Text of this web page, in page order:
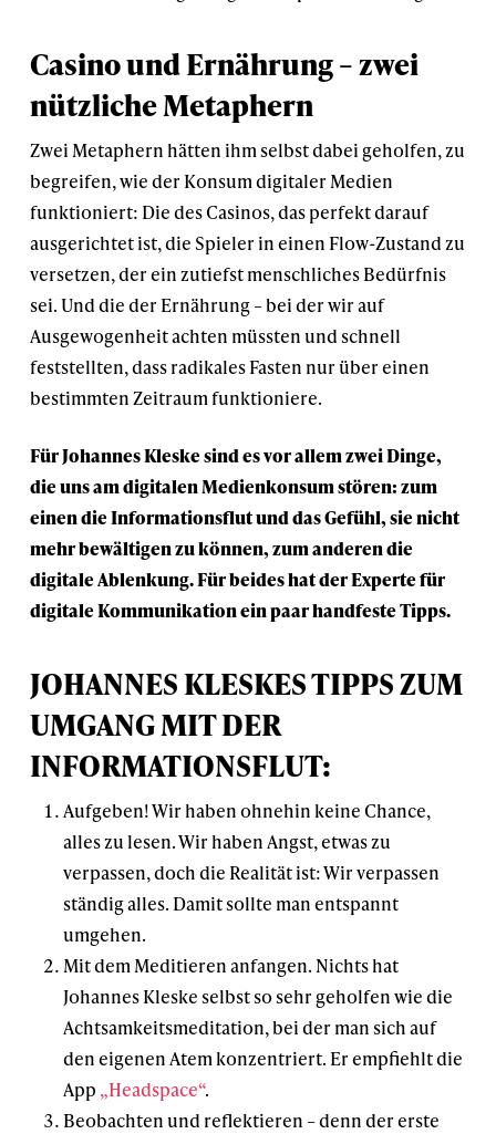
Casino und Ernährung – zwei
nützliche Metaphern
Zwei Metaphern hätten ihm selbst dabei geholfen, zu
begreifen, wie der Konsum digitaler Medien
funktioniert: Die des Casinos, das perfekt darauf
ausgerichtet ist, die Spieler in einen Flow-Zustand zu
versetzen, der ein zutiefst menschliches Bedürfnis
sei. Und die der Ernährung – bei der wir auf
Ausgewogenheit achten müssten und schnell
feststellten, dass radikales Fasten nur über einen
bestimmten Zeitraum funktioniere.
Für Johannes Kleske sind es vor allem zwei Dinge,
die uns am digitalen Medienkonsum stören: zum
einen die Informationsflut und das Gefühl, sie nicht
mehr bewältigen zu können, zum anderen die
digitale Ablenkung. Für beides hat der Experte für
digitale Kommunikation ein paar handfeste Tipps.
JOHANNES KLESKES TIPPS ZUM
UMGANG MIT DER
INFORMATIONSFLUT:
Aufgeben! Wir haben ohnehin keine Chance,
alles zu lesen. Wir haben Angst, etwas zu
verpassen, doch die Realität ist: Wir verpassen
ständig alles. Damit sollte man entspannt
umgehen.
Mit dem Meditieren anfangen. Nichts hat
Johannes Kleske selbst so sehr geholfen wie die
Achtsamkeitsmeditation, bei der man sich auf
den eigenen Atem konzentriert. Er empfiehlt die
App „Headspace“.
Beobachten und reflektieren – denn der erste